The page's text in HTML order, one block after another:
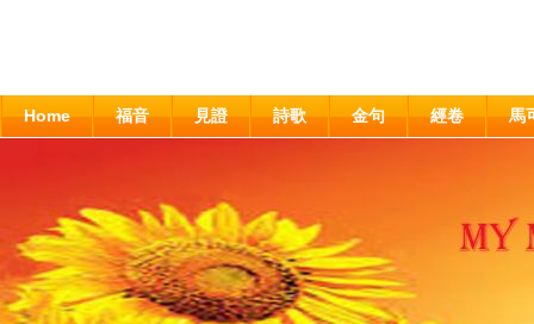
Home 福音 見證 詩歌 金句 經卷 馬